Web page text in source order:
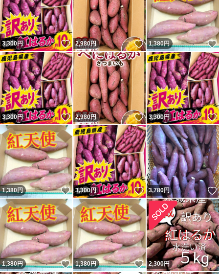
3,300円 いいね！
2,980円 いいね！
1,380円
3,300円 いいね！
2,980円 いいね！
3,300円
1,380円 いいね！
3,300円 いいね！
3,780円
1,380円 いいね！
1,380円 いいね！
2,300円